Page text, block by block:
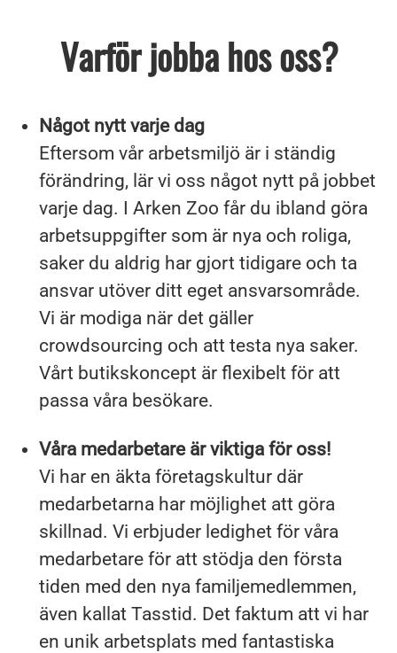
Varför jobba hos oss?
Något nytt varje dag
Eftersom vår arbetsmiljö är i ständig
förändring, lär vi oss något nytt på jobbet
varje dag. I Arken Zoo får du ibland göra
arbetsuppgifter som är nya och roliga,
saker du aldrig har gjort tidigare och ta
ansvar utöver ditt eget ansvarsområde.
Vi är modiga när det gäller
crowdsourcing och att testa nya saker.
Vårt butikskoncept är flexibelt för att
passa våra besökare.
Våra medarbetare är viktiga för oss!
Vi har en äkta företagskultur där
medarbetarna har möjlighet att göra
skillnad. Vi erbjuder ledighet för våra
medarbetare för att stödja den första
tiden med den nya familjemedlemmen,
även kallat Tasstid. Det faktum att vi har
en unik arbetsplats med fantastiska